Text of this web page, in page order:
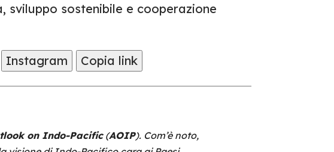
sostenibile e cooperazione
Instagram Copia link
on Indo-Pacific(AOIP). Com’è noto,